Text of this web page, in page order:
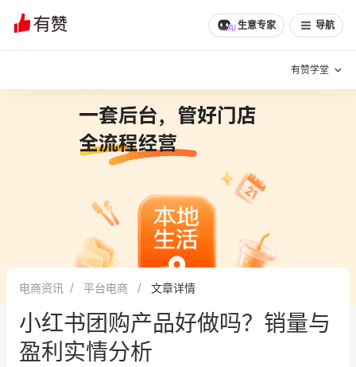
生意专家 导航
有赞学堂
增长方法
有赞专家说
新零售最佳实践
面对面聊增长
新零售大会
文章 问诊 分享
电商资讯 平台电商 文章详情
小红书团购产品好做吗？销量与
盈利实情分析